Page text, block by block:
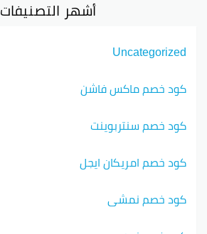
أشهر التصنيفات
Uncategorized
كود خصم ماكس فاشن
كود خصم سنتربوينت
كود خصم امريكان ايجل
كود خصم نمشي